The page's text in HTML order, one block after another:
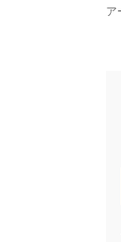
ア